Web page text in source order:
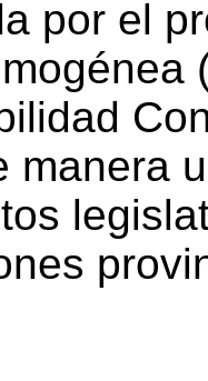
por el
manera